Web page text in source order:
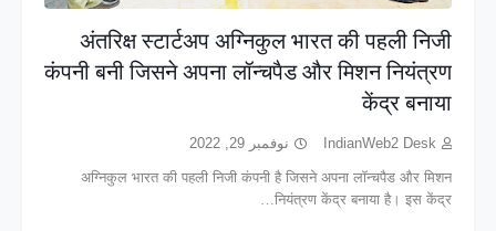
अंतरिक्ष स्टार्टअप अग्निकुल भारत की पहली निजी
कंपनी बनी जिसने अपना लॉन्चपैड और मिशन नियंत्रण
केंद्र बनाया
IndianWeb2 Desk نوفمبر 29, 2022
अग्निकुल भारत की पहली निजी कंपनी है जिसने अपना लॉन्चपैड और मिशन
नियंत्रण केंद्र बनाया है। इस केंद्र…